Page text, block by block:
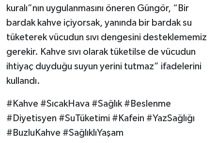
kuralı”nın uygulanmasını öneren Güngör, “Bir
bardak kahve içiyorsak, yanında bir bardak su
tüketerek vücudun sıvı dengesini desteklememiz
gerekir. Kahve sıvı olarak tüketilse de vücudun
ihtiyaç duyduğu suyun yerini tutmaz” ifadelerini
kullandı.
#Kahve #SıcakHava #Sağlık #Beslenme
#Diyetisyen #SuTüketimi #Kafein #YazSağlığı
#BuzluKahve #SağlıklıYaşam